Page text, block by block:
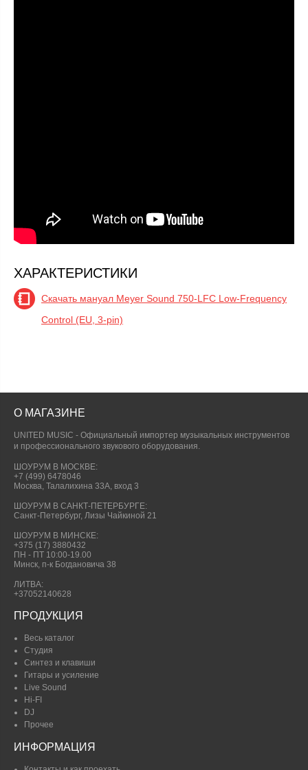
ХАРАКТЕРИСТИКИ
Скачать мануал Meyer Sound 750-LFC Low-Frequency
Control (EU, 3-pin)
О МАГАЗИНЕ
UNITED MUSIC - Официальный импортер музыкальных инструментов
и профессионального звукового оборудования.
ШОУРУМ В МОСКВЕ:
+7 (499) 6478046
Москва, Талалихина 33А, вход 3
ШОУРУМ В САНКТ-ПЕТЕРБУРГЕ:
Санкт-Петербург, Лизы Чайкиной 21
ШОУРУМ В МИНСКЕ:
+375 (17) 3880432
ПН - ПТ 10:00-19.00
Минск, п-к Богдановича 38
ЛИТВА:
+37052140628
ПРОДУКЦИЯ
Весь каталог
Студия
Синтез и клавиши
Гитары и усиление
Live Sound
Hi-FI
DJ
Прочее
ИНФОРМАЦИЯ